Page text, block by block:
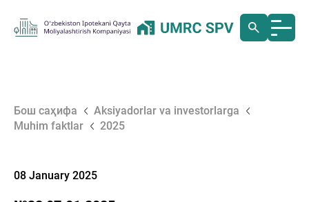
Бош саҳифа
Aksiyadorlar va investorlarga
Muhim faktlar
2025
08 January 2025